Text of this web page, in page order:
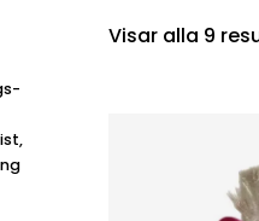
Visar alla 9